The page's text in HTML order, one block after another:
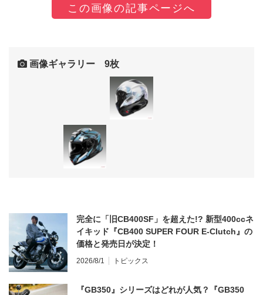
この画像の記事ページへ
画像ギャラリー 9枚
完全に「旧CB400SF」を超えた!? 新型400ccネ
イキッド『CB400 SUPER FOUR E-Clutch』の
価格と発売日が決定！
2026/8/1 トピックス
『GB350』シリーズはどれが人気？『GB350